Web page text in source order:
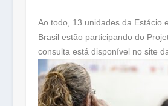
Ao todo, 13 unidades da Estácio
Brasil estão participando do
consulta está disponível no site